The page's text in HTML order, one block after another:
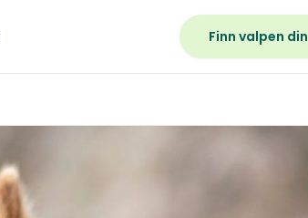
Finn valpen din